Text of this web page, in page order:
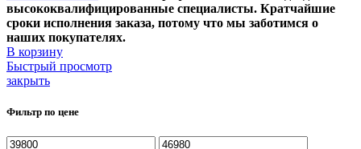
высококвалифицированные специалисты. Кратчайшие
сроки исполнения заказа, потому что мы заботимся о
наших покупателях.
В корзину
Быстрый просмотр
закрыть
Фильтр по цене